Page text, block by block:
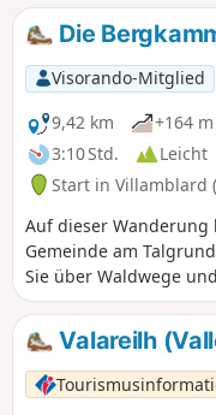
Die
Visorando-Mitglied
9,42 km
+164 m
3:10 Std.
Leicht
Start in Villamblard
Auf dieser Wanderung
Gemeinde am
Sie über Waldwege
Bergrücken zum
dabei nur wenige
Wanderung ist für alle
Schwierigkeiten und
Markierungen
Valareilh